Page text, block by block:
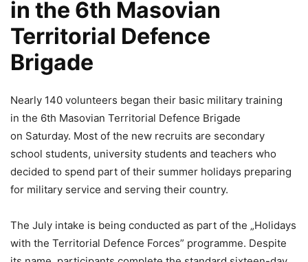
in the 6th Masovian
Territorial Defence
Brigade
Nearly 140 volunteers began their basic military training
in the 6th Masovian Territorial Defence Brigade
on Saturday. Most of the new recruits are secondary
school students, university students and teachers who
decided to spend part of their summer holidays preparing
for military service and serving their country.
The July intake is being conducted as part of the „Holidays
with the Territorial Defence Forces” programme. Despite